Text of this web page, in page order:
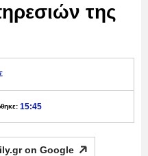
της
15:45
on Google